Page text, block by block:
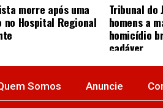
morre após uma
no Hospital Regional
Tribunal do
homens a
homicídio
cadáver
Somos Anuncie